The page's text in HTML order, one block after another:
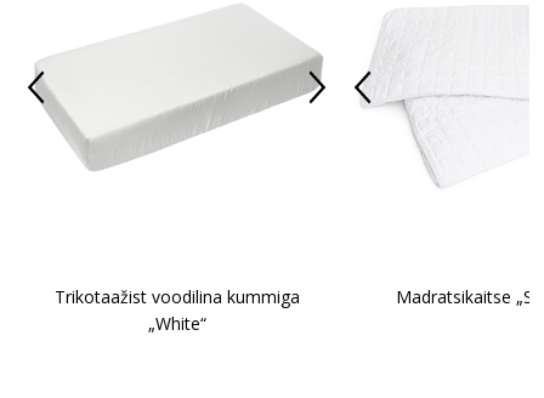
Trikotaažist voodilina kummiga
„White“
Madratsikaitse